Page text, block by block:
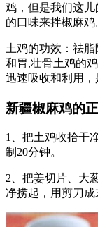
鸡，但是我们这
的口味来拌椒麻鸡
土鸡的功效：祛
和胃,壮骨土鸡的
迅速吸收和利用，
新疆椒麻鸡的
1、把土鸡收拾干
制20分钟。
2、把姜切片、大
净捞起，用剪刀成